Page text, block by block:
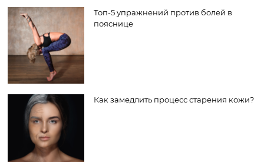
Топ-5 упражнений против болей в
пояснице
Как замедлить процесс старения кожи?